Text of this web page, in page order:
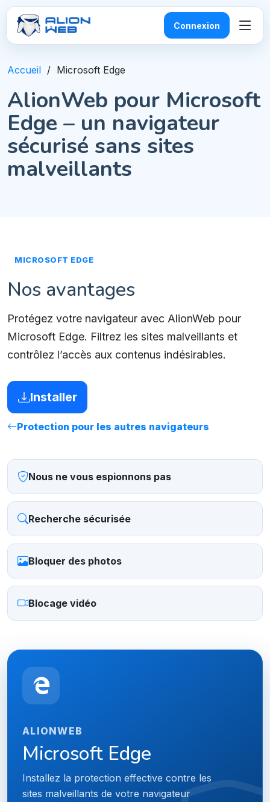
Connexion
Accueil Microsoft Edge
AlionWeb pour Microsoft
Edge – un navigateur
sécurisé sans sites
malveillants
MICROSOFT EDGE
Nos avantages
Protégez votre navigateur avec AlionWeb pour
Microsoft Edge. Filtrez les sites malveillants et
contrôlez l’accès aux contenus indésirables.
Installer
Protection pour les autres navigateurs
Nous ne vous espionnons pas
Recherche sécurisée
Bloquer des photos
Blocage vidéo
ALIONWEB
Microsoft Edge
Installez la protection effective contre les
sites malveillants de votre navigateur